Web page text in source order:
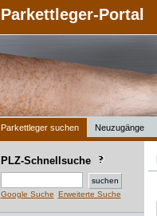
Parkettleger-Portal
Parkettleger suchen Neuzugänge
PLZ-Schnellsuche
Google Suche Erweiterte Suche